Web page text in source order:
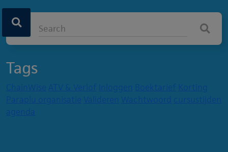
Tags
ChainWise ATV & Verlof Inloggen Boektarief Korting
Paraplu organisatie Valideren Wachtwoord
cursustijden
agenda